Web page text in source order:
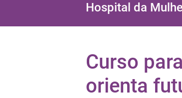
Hospital da
Curso
orienta